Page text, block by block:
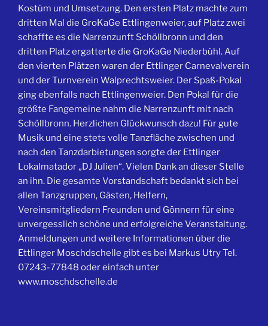
Kostüm und Umsetzung. Den ersten Platz machte zum
dritten Mal die GroKaGe Ettlingenweier, auf Platz zwei
schaffte es die Narrenzunft Schöllbronn und den
dritten Platz ergatterte die GroKaGe Niederbühl. Auf
den vierten Plätzen waren der Ettlinger Carnevalverein
und der Turnverein Walprechtsweier. Der Spaß-Pokal
ging ebenfalls nach Ettlingenweier. Den Pokal für die
größte Fangemeine nahm die Narrenzunft mit nach
Schöllbronn. Herzlichen Glückwunsch dazu! Für gute
Musik und eine stets volle Tanzfläche zwischen und
nach den Tanzdarbietungen sorgte der Ettlinger
Lokalmatador „DJ Julien“. Vielen Dank an dieser Stelle
an ihn. Die gesamte Vorstandschaft bedankt sich bei
allen Tanzgruppen, Gästen, Helfern,
Vereinsmitgliedern Freunden und Gönnern für eine
unvergesslich schöne und erfolgreiche Veranstaltung.
Anmeldungen und weitere Informationen über die
Ettlinger Moschdschelle gibt es bei Markus Utry Tel.
07243-77848 oder einfach unter
www.moschdschelle.de